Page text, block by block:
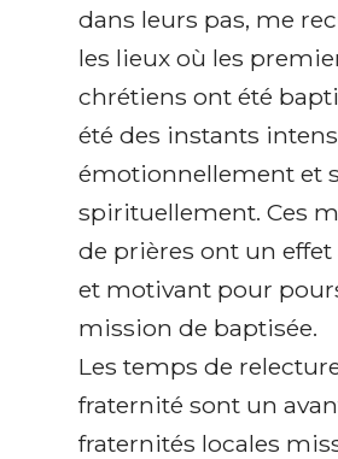
dans leurs pas, me
les lieux où les
chrétiens ont été
été des instants
émotionnellement et
spirituellement. Ces
de prières ont un
et motivant pour
mission de baptisée.
Les temps de
fraternité sont un
fraternités locales